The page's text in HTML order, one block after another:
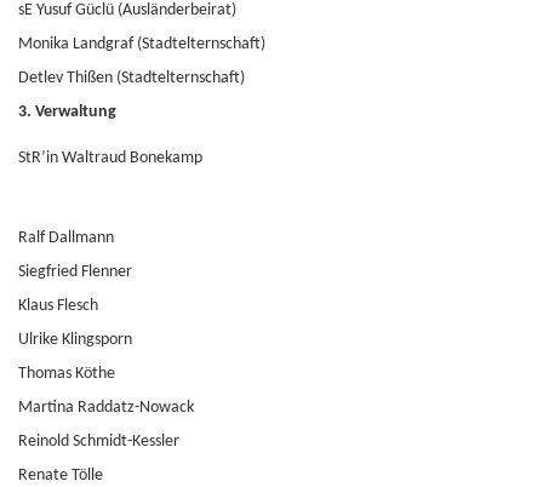
sE Yusuf Güclü (Ausländerbeirat)
Monika Landgraf (Stadtelternschaft)
Detlev Thißen (Stadtelternschaft)
3. Verwaltung
StR’in Waltraud Bonekamp
Ralf Dallmann
Siegfried Flenner
Klaus Flesch
Ulrike Klingsporn
Thomas Köthe
Martina Raddatz-Nowack
Reinold Schmidt-Kessler
Renate Tölle